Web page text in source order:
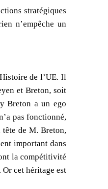
stratégiques
n’empêche un
de l’UE. Il
et Breton, soit
Breton a un ego
pas fonctionné,
de M. Breton,
important dans
la compétitivité
cet héritage est